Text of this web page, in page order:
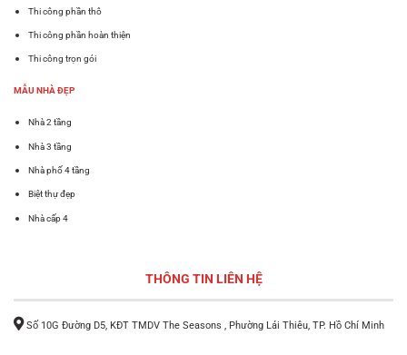
Thi công phần thô
Thi công phần hoàn thiện
Thi công trọn gói
MẪU NHÀ ĐẸP
Nhà 2 tầng
Nhà 3 tầng
Nhà phố 4 tầng
Biệt thự đẹp
Nhà cấp 4
THÔNG TIN LIÊN HỆ
Số 10G Đường D5, KĐT TMDV The Seasons , Phường Lái Thiêu, TP. Hồ Chí Minh